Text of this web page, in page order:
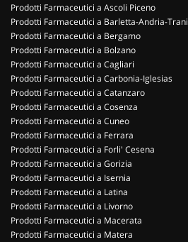
Prodotti Farmaceutici a Ascoli Piceno
Prodotti Farmaceutici a Barletta-Andria-Trani
Prodotti Farmaceutici a Bergamo
Prodotti Farmaceutici a Bolzano
Prodotti Farmaceutici a Cagliari
Prodotti Farmaceutici a Carbonia-Iglesias
Prodotti Farmaceutici a Catanzaro
Prodotti Farmaceutici a Cosenza
Prodotti Farmaceutici a Cuneo
Prodotti Farmaceutici a Ferrara
Prodotti Farmaceutici a Forli' Cesena
Prodotti Farmaceutici a Gorizia
Prodotti Farmaceutici a Isernia
Prodotti Farmaceutici a Latina
Prodotti Farmaceutici a Livorno
Prodotti Farmaceutici a Macerata
Prodotti Farmaceutici a Matera